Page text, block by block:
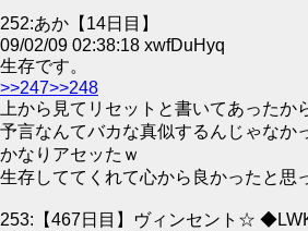
252:あか【14日目】
09/02/09 02:38:18 xwfDuHyq
生存です。
>>247>>248
上から見てリセットと書いてあったか
予言なんてバカな真似するんじゃなか
かなりアセッたｗ
生存しててくれて心から良かったと思
253:【467日目】ヴィンセント☆